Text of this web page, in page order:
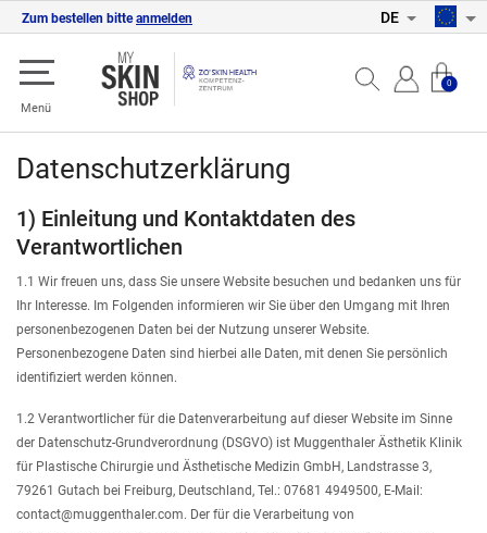
Zum bestellen bitteanmelden DE
0
Menü
ANMELDEN
Datenschutzerklärung
1) Einleitung und Kontaktdaten des
Verantwortlichen
1.1 Wir freuen uns, dass Sie unsere Website besuchen und bedanken uns für
Ihr Interesse. Im Folgenden informieren wir Sie über den Umgang mit Ihren
personenbezogenen Daten bei der Nutzung unserer Website.
Personenbezogene Daten sind hierbei alle Daten, mit denen Sie persönlich
identifiziert werden können.
1.2 Verantwortlicher für die Datenverarbeitung auf dieser Website im Sinne
der Datenschutz-Grundverordnung (DSGVO) ist Muggenthaler Ästhetik Klinik
für Plastische Chirurgie und Ästhetische Medizin GmbH, Landstrasse 3,
79261 Gutach bei Freiburg, Deutschland, Tel.: 07681 4949500, E-Mail:
contact@muggenthaler.com. Der für die Verarbeitung von